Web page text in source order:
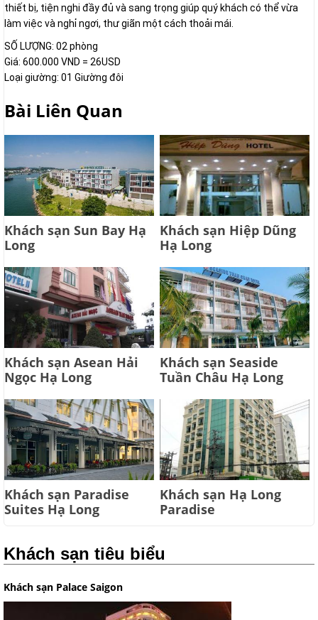
thiết bị, tiện nghi đầy đủ và sang trọng giúp quý khách có thể vừa
làm việc và nghỉ ngơi, thư giãn một cách thoải mái.
SỐ LƯỢNG: 02 phòng
Giá: 600.000 VND = 26USD
Loại giường: 01 Giường đôi
Bài Liên Quan
Khách sạn Sun Bay Hạ
Long
Khách sạn Hiệp Dũng
Hạ Long
Khách sạn Asean Hải
Ngọc Hạ Long
Khách sạn Seaside
Tuần Châu Hạ Long
Khách sạn Paradise
Suites Hạ Long
Khách sạn Hạ Long
Paradise
Khách sạn tiêu biểu
Khách sạn Palace Saigon